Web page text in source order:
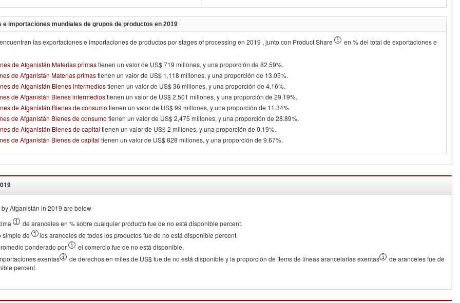
e importaciones mundiales de grupos de productos en 2019
las exportaciones e importaciones de productos por stages of processing en 2019 , junto con Product Share
en % del total de exportaciones e
de Afganistán Materias primastienen un valor de US$ 719 millones, y una proporción de 82.59%.
de Afganistán Materias primastienen un valor de US$ 1,118 millones, y una proporción de 13.05%.
de Afganistán Bienes intermediostienen un valor de US$ 36 millones, y una proporción de 4.16%.
de Afganistán Bienes intermediostienen un valor de US$ 2,501 millones, y una proporción de 29.19%.
de Afganistán Bienes de consumo tienen un valor de US$ 99 millones, y una proporción de 11.34%.
de Afganistán Bienes de consumo tienen un valor de US$ 2,475 millones, y una proporción de 28.89%.
de Afganistán Bienes de capital tienen un valor de US$ 2 millones, y una proporción de 0.19%.
de Afganistán Bienes de capital tienen un valor de US$ 828 millones, y una proporción de 9.67%.
Afganistán in 2019 are below
de aranceles en % sobre cualquier producto fue de no está disponible percent.
simple de
los aranceles de todos los productos fue de no está disponible percent.
ponderado por
el comercio fue de no está disponible.
exentas
de derechos en miles de US$ fue de no está disponible y la proporción de ítems de líneas arancelarias exentas
de aranceles fue de
percent.